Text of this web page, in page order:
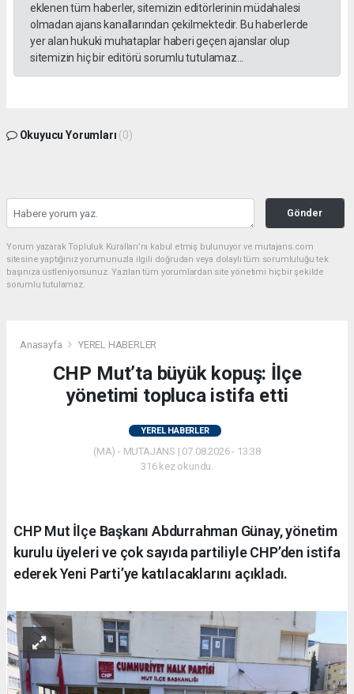
eklenen tüm haberler, sitemizin editörlerinin müdahalesi
olmadan ajans kanallarından çekilmektedir. Bu haberlerde
yer alan hukuki muhataplar haberi geçen ajanslar olup
sitemizin hiç bir editörü sorumlu tutulamaz...
Okuyucu Yorumları (0)
Gönder
Yorum yazarak Topluluk Kuralları’nı kabul etmiş bulunuyor ve mutajans.com
sitesine yaptığınız yorumunuzla ilgili doğrudan veya dolaylı tüm sorumluluğu tek
başınıza üstleniyorsunuz. Yazılan tüm yorumlardan site yönetimi hiçbir şekilde
sorumlu tutulamaz.
Anasayfa YEREL HABERLER
CHP Mut’ta büyük kopuş: İlçe
yönetimi topluca istifa etti
YEREL HABERLER
(MA) - MUTAJANS | 07.08.2026 - 13:38
316 kez okundu.
CHP Mut İlçe Başkanı Abdurrahman Günay, yönetim
kurulu üyeleri ve çok sayıda partiliyle CHP’den istifa
ederek Yeni Parti’ye katılacaklarını açıkladı.